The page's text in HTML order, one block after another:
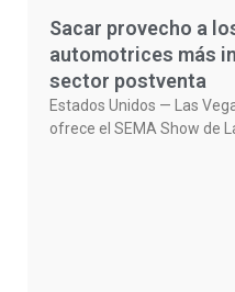
Sacar provecho a
automotrices más
sector postventa
Estados Unidos — Las
ofrece el SEMA Show de